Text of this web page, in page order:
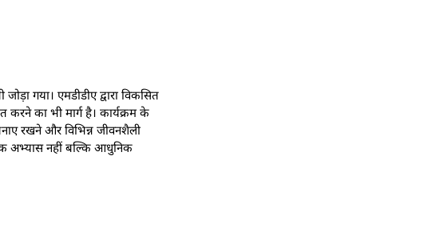
गया। एमडीडीए द्वारा विकसित
का भी मार्ग है। कार्यक्रम के
रखने और विभिन्न जीवनशैली
अभ्यास नहीं बल्कि आधुनिक